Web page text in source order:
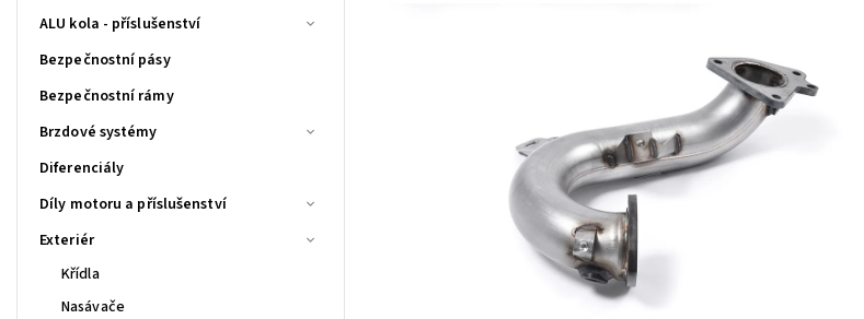
ALU kola - příslušenství
Bezpečnostní pásy
Bezpečnostní rámy
Brzdové systémy
Diferenciály
Díly motoru a příslušenství
Exteriér
Křídla
Nasávače